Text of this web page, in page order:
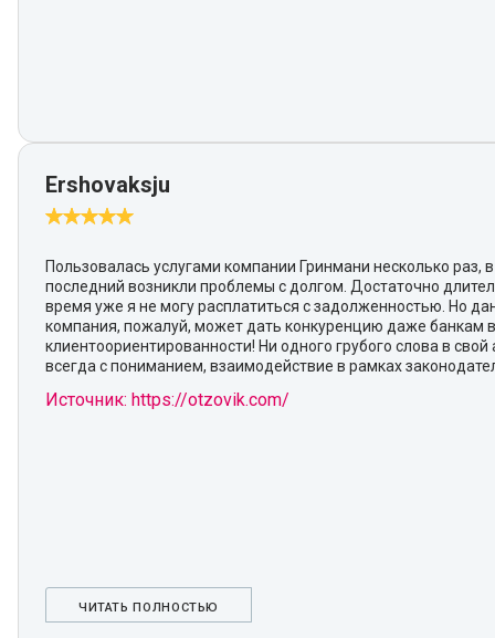
Ershovaksju
Пользовалась услугами компании Гринмани несколько раз, в
последний возникли проблемы с долгом. Достаточно
время уже я не могу расплатиться с задолженностью. Но
компания, пожалуй, может дать конкуренцию даже банкам в
клиентоориентированности! Ни одного грубого слова в свой
всегда с пониманием, взаимодействие в рамках
Источник: https://otzovik.com/
ЧИТАТЬ ПОЛНОСТЬЮ